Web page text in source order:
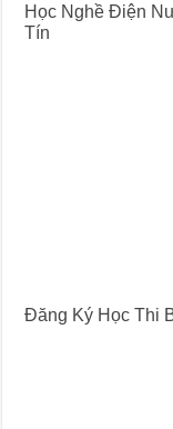
Học Nghề Điện
Tín
Đăng Ký Học Thi